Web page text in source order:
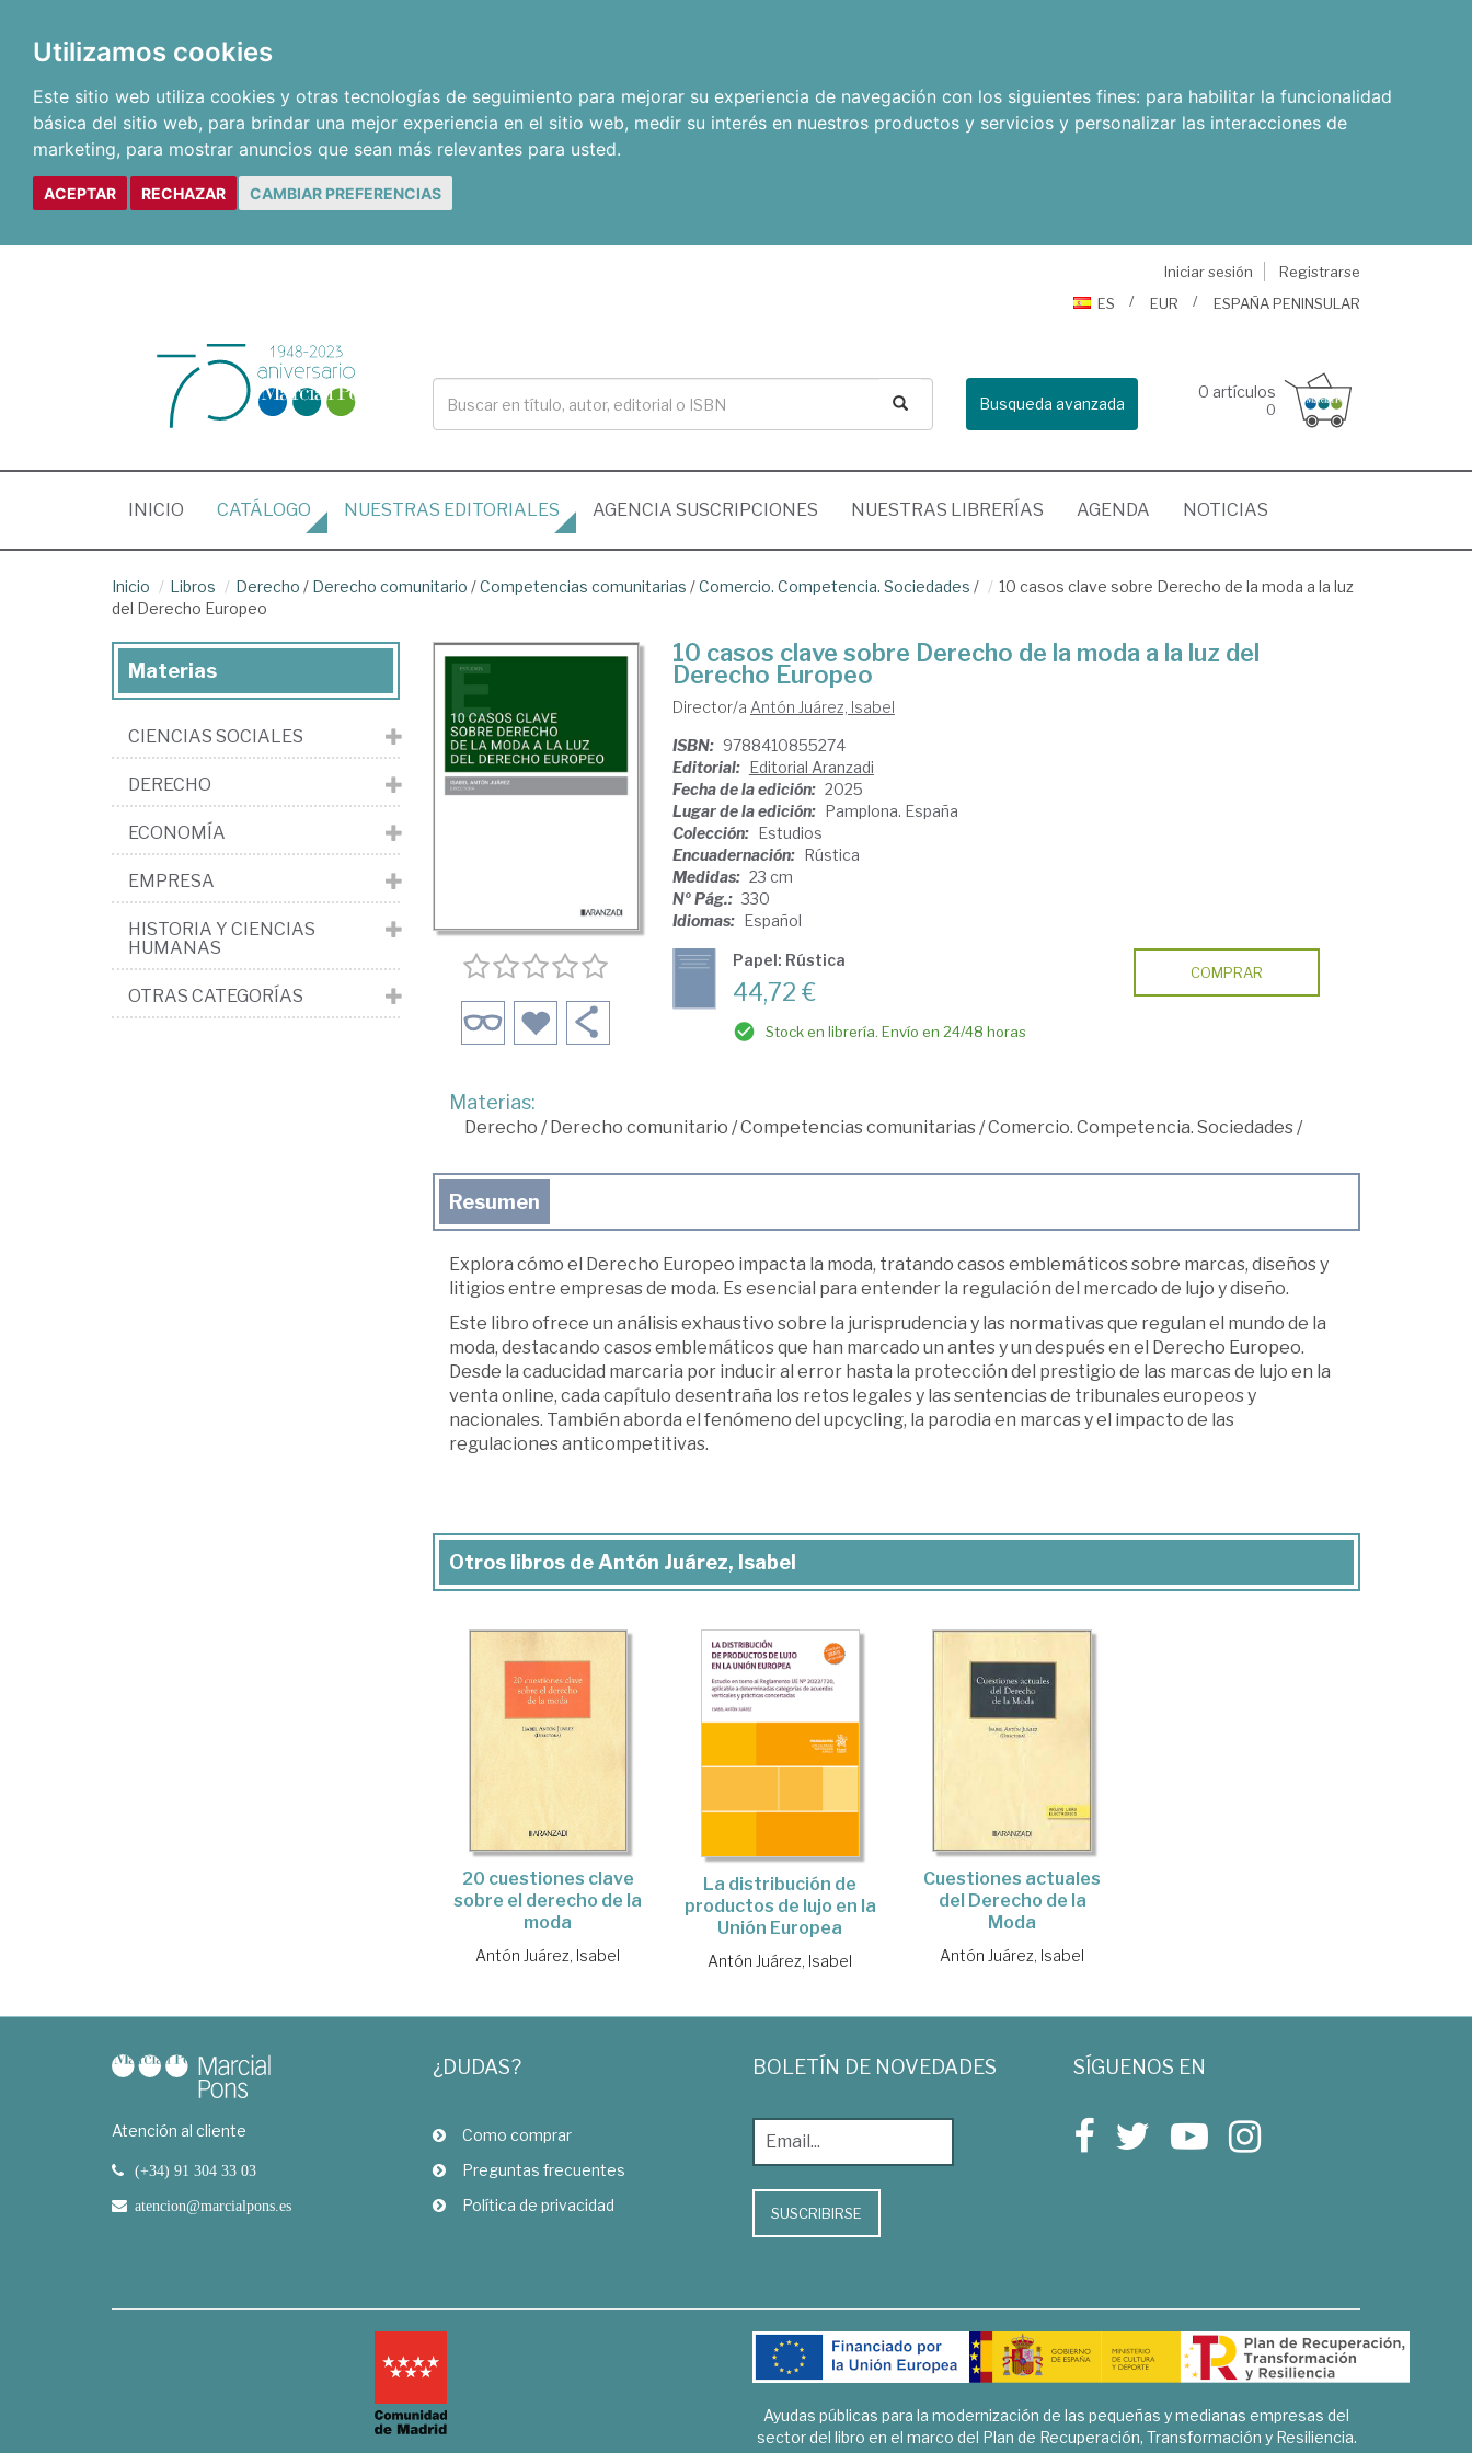
Utilizamos cookies
Este sitio web utiliza cookies y otras tecnologías de seguimiento para mejorar su experiencia de navegación con los siguientes fines: para habilitar la funcionalidad
básica del sitio web, para brindar una mejor experiencia en el sitio web, medir su interés en nuestros productos y servicios y personalizar las interacciones de
marketing, para mostrar anuncios que sean más relevantes para usted.
ACEPTAR RECHAZAR CAMBIAR PREFERENCIAS
Iniciar sesión
Registrarse
ES
EUR ESPAÑA PENINSULAR
Busqueda avanzada
0 artículos
0
INICIO (CURRENT)
CATÁLOGO NUESTRAS EDITORIALES AGENCIA SUSCRIPCIONES NUESTRAS LIBRERÍAS AGENDA NOTICIAS
Inicio Libros Derecho / Derecho comunitario /Competencias comunitarias /Comercio. Competencia. Sociedades /
10 casos clave sobre Derecho de la moda a la luz
del Derecho Europeo
10 casos clave sobre Derecho de la moda a la luz del
Derecho Europeo
Director/a Antón Juárez, Isabel
ISBN: 9788410855274
Editorial: Editorial Aranzadi
Fecha de la edición: 2025
Lugar de la edición: Pamplona. España
Colección: Estudios
Encuadernación: Rústica
Medidas: 23 cm
Nº Pág.: 330
Idiomas: Español
Papel: Rústica
44,72 €
Stock en librería. Envío en 24/48 horas
COMPRAR
Materias:
Derecho /Derecho comunitario /Competencias comunitarias/Comercio. Competencia. Sociedades/
Resumen
Explora cómo el Derecho Europeo impacta la moda, tratando casos emblemáticos sobre marcas, diseños y
litigios entre empresas de moda. Es esencial para entender la regulación del mercado de lujo y diseño.
Este libro ofrece un análisis exhaustivo sobre la jurisprudencia y las normativas que regulan el mundo de la
moda, destacando casos emblemáticos que han marcado un antes y un después en el Derecho Europeo.
Desde la caducidad marcaria por inducir al error hasta la protección del prestigio de las marcas de lujo en la
venta online, cada capítulo desentraña los retos legales y las sentencias de tribunales europeos y
nacionales. También aborda el fenómeno del upcycling, la parodia en marcas y el impacto de las
regulaciones anticompetitivas.
Otros libros de Antón Juárez, Isabel
20 cuestiones clave
sobre el derecho de la
moda
Antón Juárez, Isabel
La distribución de
productos de lujo en la
Unión Europea
Antón Juárez, Isabel
Cuestiones actuales
del Derecho de la
Moda
Antón Juárez, Isabel
Materias
CIENCIAS SOCIALES
DERECHO
ECONOMÍA
EMPRESA
HISTORIA Y CIENCIAS
HUMANAS
OTRAS CATEGORÍAS
Atención al cliente
(+34) 91 304 33 03
atencion@marcialpons.es
¿DUDAS?
Como comprar
Preguntas frecuentes
Política de privacidad
BOLETÍN DE NOVEDADES
SUSCRIBIRSE
SÍGUENOS EN
Ayudas públicas para la modernización de las pequeñas y medianas empresas del
sector del libro en el marco del Plan de Recuperación, Transformación y Resiliencia.